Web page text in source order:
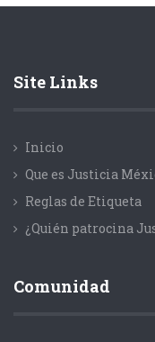
Site Links
Inicio
Que es Justicia
Reglas de Etiqueta
¿Quién patrocina
Comunidad